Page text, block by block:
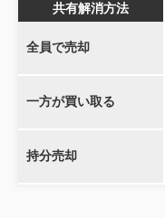
共有解消方法
全員で売却
一方が買い取る
持分売却